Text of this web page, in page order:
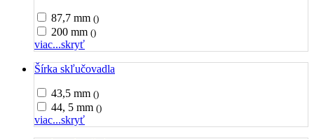
87,7 mm ()
200 mm ()
viac...skryť
Šírka skľučovadla
43,5 mm ()
44, 5 mm ()
viac...skryť